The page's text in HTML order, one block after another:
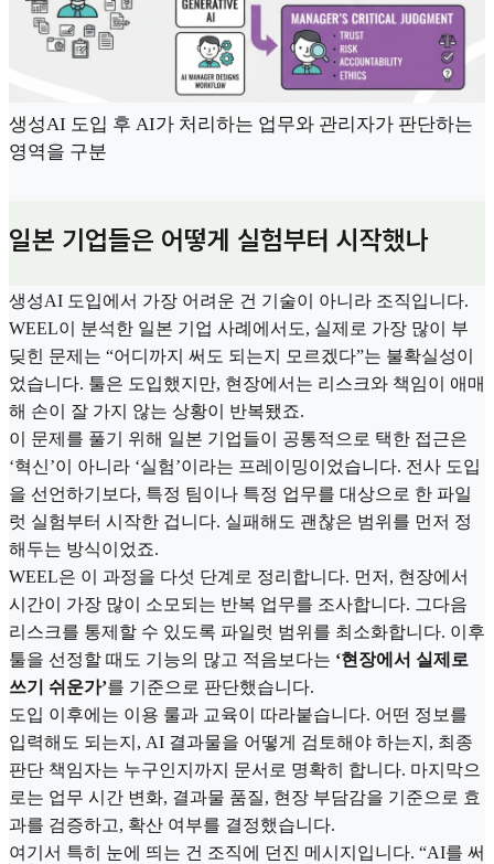
생성AI 도입 후 AI가 처리하는 업무와 관리자가 판단하는
영역을 구분
일본 기업들은 어떻게 실험부터 시작했나
생성AI 도입에서 가장 어려운 건 기술이 아니라 조직입니다.
WEEL이 분석한 일본 기업 사례에서도, 실제로 가장 많이 부
딪힌 문제는 “어디까지 써도 되는지 모르겠다”는 불확실성이
었습니다. 툴은 도입했지만, 현장에서는 리스크와 책임이 애매
해 손이 잘 가지 않는 상황이 반복됐죠.
이 문제를 풀기 위해 일본 기업들이 공통적으로 택한 접근은
‘혁신’이 아니라 ‘실험’이라는 프레이밍이었습니다. 전사 도입
을 선언하기보다, 특정 팀이나 특정 업무를 대상으로 한 파일
럿 실험부터 시작한 겁니다. 실패해도 괜찮은 범위를 먼저 정
해두는 방식이었죠.
WEEL은 이 과정을 다섯 단계로 정리합니다. 먼저, 현장에서
시간이 가장 많이 소모되는 반복 업무를 조사합니다. 그다음
리스크를 통제할 수 있도록 파일럿 범위를 최소화합니다. 이후
툴을 선정할 때도 기능의 많고 적음보다는 ‘현장에서 실제로
쓰기 쉬운가’를 기준으로 판단했습니다.
도입 이후에는 이용 룰과 교육이 따라붙습니다. 어떤 정보를
입력해도 되는지, AI 결과물을 어떻게 검토해야 하는지, 최종
판단 책임자는 누구인지까지 문서로 명확히 합니다. 마지막으
로는 업무 시간 변화, 결과물 품질, 현장 부담감을 기준으로 효
과를 검증하고, 확산 여부를 결정했습니다.
여기서 특히 눈에 띄는 건 조직에 던진 메시지입니다. “AI를 써